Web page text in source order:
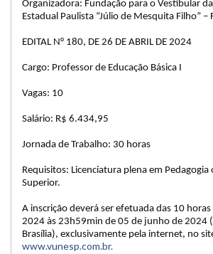
Organizadora: Fundação para o Vestibular
Estadual Paulista “Júlio de Mesquita Filho” –
EDITAL N° 180, DE 26 DE ABRIL DE 2024
Cargo: Professor de Educação Básica I
Vagas: 10
Salário: R$ 6.434,95
Jornada de Trabalho: 30 horas
Requisitos: Licenciatura plena em Pedagogia
Superior.
A inscrição deverá ser efetuada das 10
2024 às 23h59min de 05 de junho de 2024
Brasília), exclusivamente pela internet, no
www.vunesp.com.br.